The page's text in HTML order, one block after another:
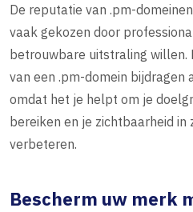
De reputatie van .pm-
vaak gekozen door
betrouwbare uitstraling
van een .pm-domein bijdragen
omdat het je helpt om je
bereiken en je zichtbaarheid in
verbeteren.
Bescherm uw merk